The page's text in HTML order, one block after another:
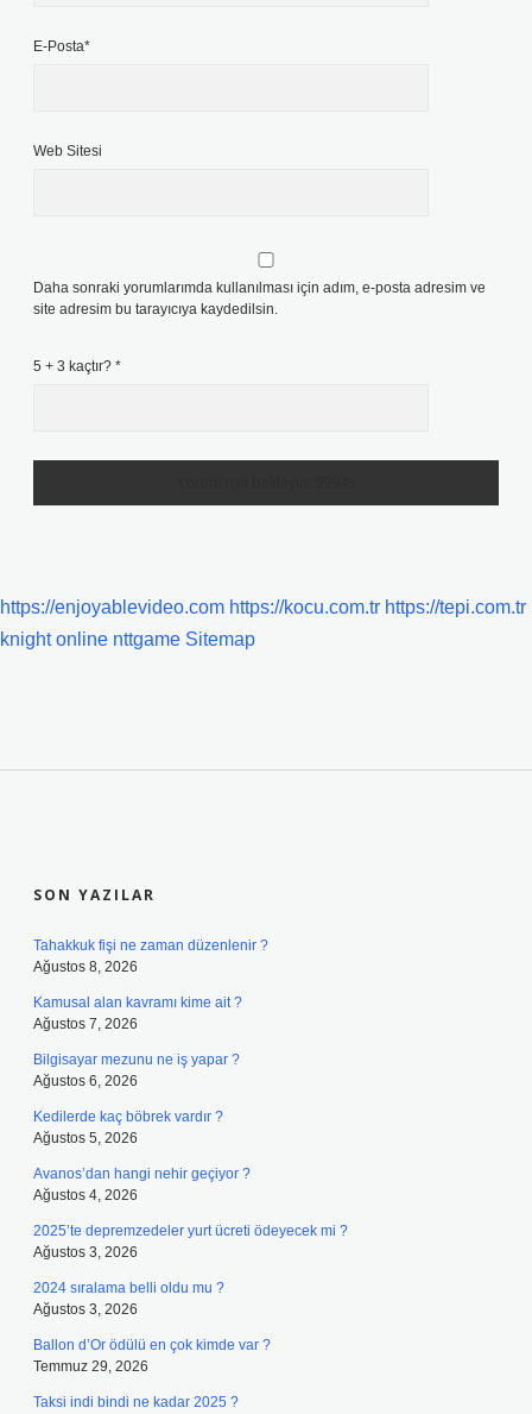
E-Posta*
Web Sitesi
Daha sonraki yorumlarımda kullanılması için adım, e-posta adresim ve
site adresim bu tarayıcıya kaydedilsin.
5 + 3 kaçtır? *
https://enjoyablevideo.com https://kocu.com.tr https://tepi.com.tr
knight online nttgame Sitemap
SON YAZILAR
Tahakkuk fişi ne zaman düzenlenir ?
Ağustos 8, 2026
Kamusal alan kavramı kime ait ?
Ağustos 7, 2026
Bilgisayar mezunu ne iş yapar ?
Ağustos 6, 2026
Kedilerde kaç böbrek vardır ?
Ağustos 5, 2026
Avanos’dan hangi nehir geçiyor ?
Ağustos 4, 2026
2025’te depremzedeler yurt ücreti ödeyecek mi ?
Ağustos 3, 2026
2024 sıralama belli oldu mu ?
Ağustos 3, 2026
Ballon d’Or ödülü en çok kimde var ?
Temmuz 29, 2026
Taksi indi bindi ne kadar 2025 ?